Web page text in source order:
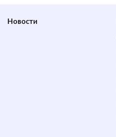
Новости